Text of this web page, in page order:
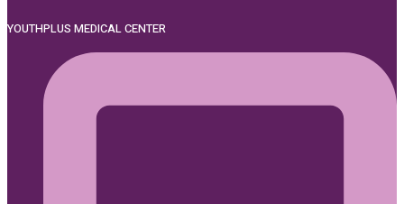
YOUTHPLUS MEDICAL CENTER